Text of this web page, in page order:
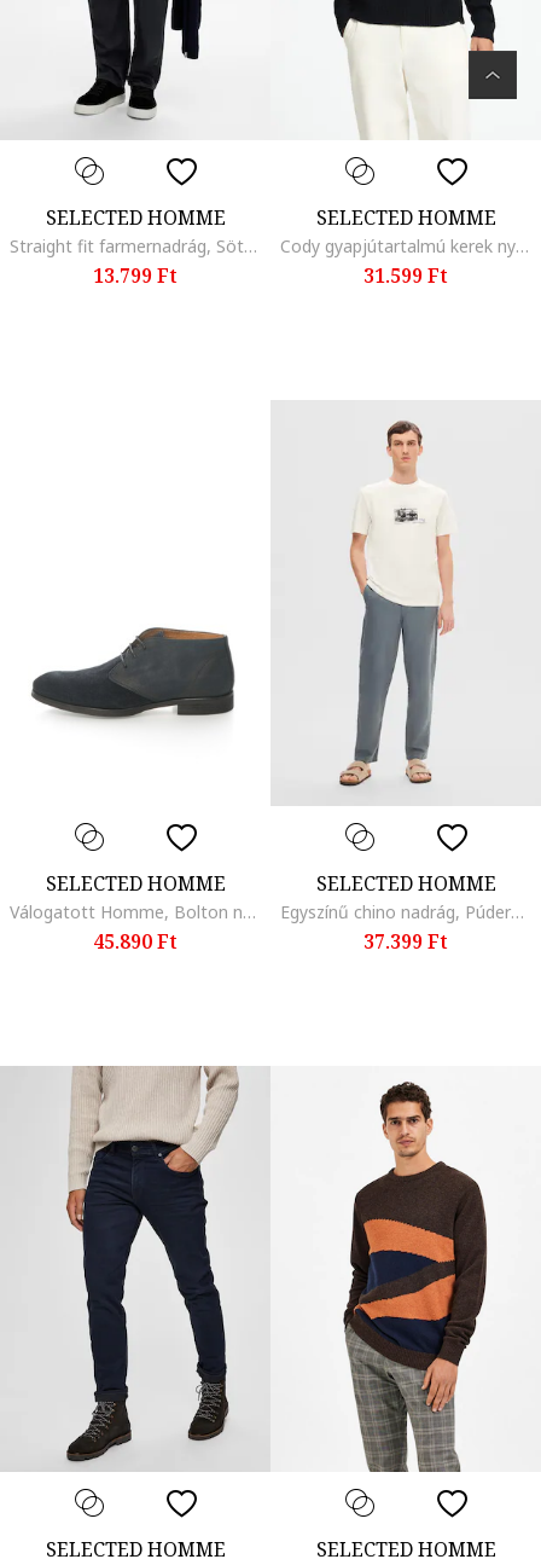
SELECTED HOMME
Straight fit farmernadrág, Sötétkék
13.799 Ft
SELECTED HOMME
Cody gyapjútartalmú kerek nyakú pulóver, Fekete
31.599 Ft
SELECTED HOMME
Válogatott Homme, Bolton nubuk és velúr chukka csizma, sötétkék, Tengerészkék
45.890 Ft
SELECTED HOMME
Egyszínű chino nadrág, Púderkék
37.399 Ft
SELECTED HOMME SELECTED HOMME